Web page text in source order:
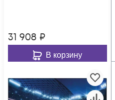
31 908 ₽
В корзину